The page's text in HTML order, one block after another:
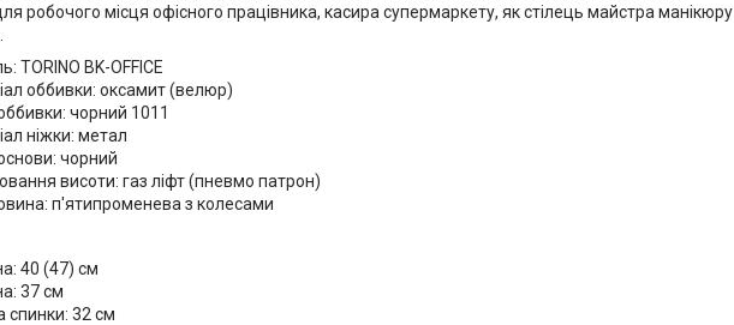
робочого місця офісного працівника, касира супермаркету, як стілець майстра манікюру
TORINO BK-OFFICE
оббивки: оксамит (велюр)
чорний 1011
ніжки: метал
чорний
висоти: газ ліфт (пневмо патрон)
п'ятипроменева з колесами
40 (47) см
37 см
спинки: 32 см